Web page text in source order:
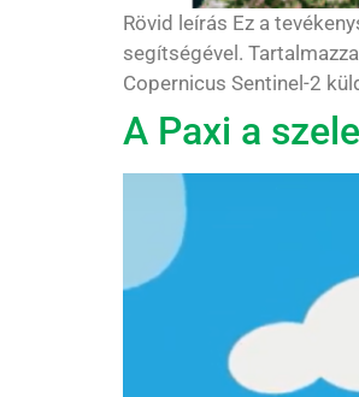
Rövid leírás Ez a
segítségével.
Copernicus Sentinel-2
A Paxi a